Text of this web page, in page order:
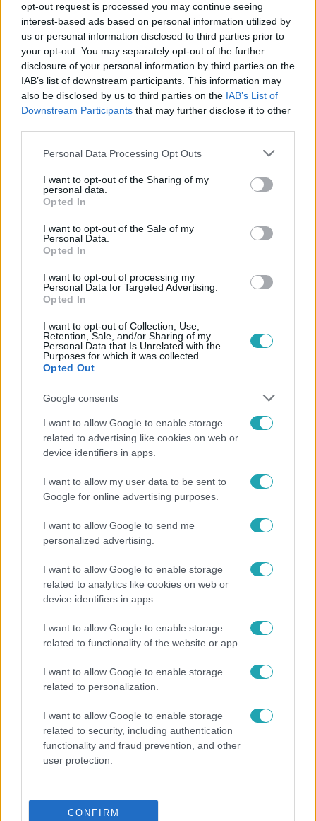
opt-out request is processed you may continue seeing
interest-based ads based on personal information utilized by
us or personal information disclosed to third parties prior to
your opt-out. You may separately opt-out of the further
disclosure of your personal information by third parties on the
IAB’s list of downstream participants. This information may
also be disclosed by us to third parties on the IAB’s List of
Downstream Participants that may further disclose it to other
Please note that this website/app uses one or more Google
not limited to your visit or usage behaviour. You may click to
grant or deny consent to Google and its third-party tags to
use your data for below specified purposes in below Google
consent section.
Personal Data Processing Opt Outs
I want to opt-out of the Sharing of my
personal data.
Opted In
I want to opt-out of the Sale of my
Personal Data.
Opted In
I want to opt-out of processing my
Personal Data for Targeted Advertising.
Opted In
I want to opt-out of Collection, Use,
Retention, Sale, and/or Sharing of my
Personal Data that Is Unrelated with the
Purposes for which it was collected.
Opted Out
Google consents
I want to allow Google to enable storage
related to advertising like cookies on web or
device identifiers in apps.
I want to allow my user data to be sent to
Google for online advertising purposes.
I want to allow Google to send me
personalized advertising.
I want to allow Google to enable storage
related to analytics like cookies on web or
device identifiers in apps.
I want to allow Google to enable storage
related to functionality of the website or app.
I want to allow Google to enable storage
related to personalization.
I want to allow Google to enable storage
related to security, including authentication
functionality and fraud prevention, and other
user protection.
CONFIRM
Kövess minket, és értesülj a friss hírekről a
Facebookon is!
SZIGET FESZTIVÁL 2017 # KEZDŐDIK
WIZ KHALIFA #KONCERTEK
Népszerű
Európa
Megválasztották Európa legszebb épületét –
magyar lett az első